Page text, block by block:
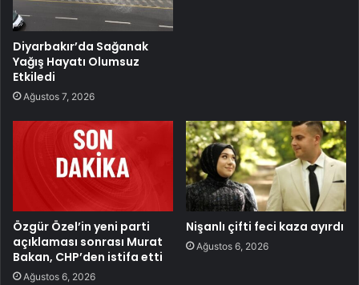
Diyarbakır’da Sağanak
Yağış Hayatı Olumsuz
Etkiledi
Ağustos 7, 2026
Özgür Özel’in yeni parti
açıklaması sonrası Murat
Bakan, CHP’den istifa etti
Ağustos 6, 2026
Nişanlı çifti feci kaza ayırdı
Ağustos 6, 2026